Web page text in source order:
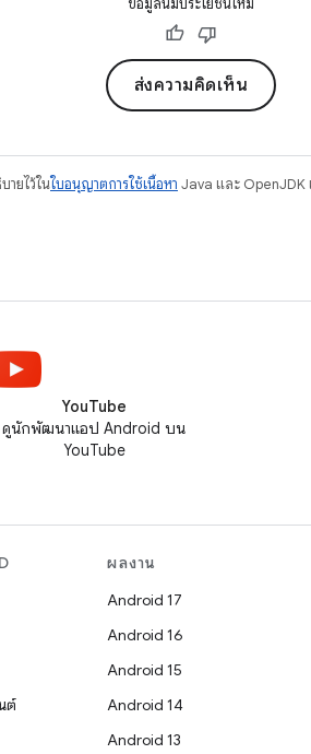
ข้อมูลนี้มีประโยชน์ไหม
ส่งความคิดเห็น
ายไว้ในใบอนุญาตการใช้เนื้อหา Java และ OpenJDK
YouTube
ดูนักพัฒนาแอป Android บน
YouTube
ต์
ผลงาน
Android 17
Android 16
Android 15
Android 14
Android 13